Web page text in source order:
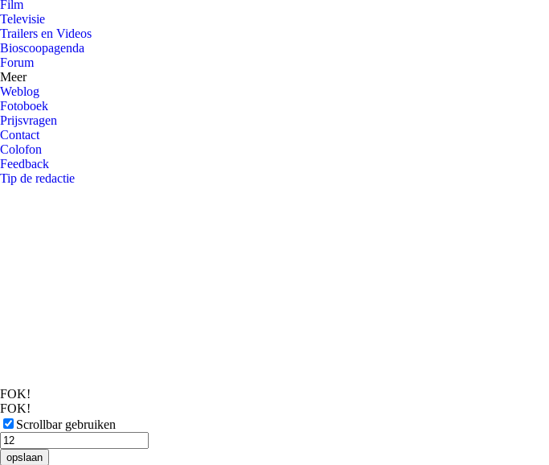
Film
Televisie
Trailers en Videos
Bioscoopagenda
Forum
Meer
Weblog
Fotoboek
Prijsvragen
Contact
Colofon
Feedback
Tip de redactie
FOK!
FOK!
Scrollbar gebruiken
opslaan